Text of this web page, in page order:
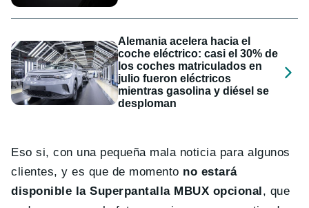
Alemania acelera hacia el
coche eléctrico: casi el 30% de
los coches matriculados en
julio fueron eléctricos
mientras gasolina y diésel se
desploman
Eso si, con una pequeña mala noticia para algunos
clientes, y es que de momento no estará
disponible la Superpantalla MBUX opcional , que